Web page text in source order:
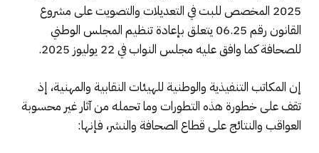
2025 المخصص للبت في التعديلات والتصويت على مشروع
القانون رقم 06.25 يتعلق بإعادة تنظيم المجلس الوطني
للصحافة كما وافق عليه مجلس النواب في 22 يوليوز 2025.
إن المكاتب التنفيذية والوطنية للهيئات النقابية والمهنية، إذ
تقف على خطورة هذه التطورات وما تحمله من آثار غير محسوبة
العواقب والنتائج على قطاع الصحافة والنشر، فإنها: